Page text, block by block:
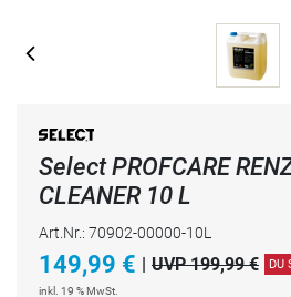
Select PROFCARE
CLEANER 10 L
Art.Nr.: 70902-00000-10L
149,99 € | UVP 199,99 € DU
inkl. 19 % MwSt.